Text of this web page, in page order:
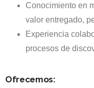
Conocimiento en
valor entregado,
Experiencia
procesos de
Ofrecemos: